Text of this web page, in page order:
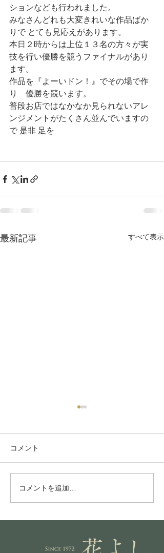
ションなども行われました。
みなさんどれも大変きれいな作品ばか
りで とても見応えがあります。
本日２時からは上位１３名の方々が実
技を行い優勝を競うファイナルがあり
ます。
作品を『よーいドン！』でその場で作
り　優勝を競います。
普段お店ではなかなか見られないアレ
ンジメントがたくさん並んでいますの
で 是非 足を
最新記事 すべて表示
Grow light
コメント
コメントを追加…